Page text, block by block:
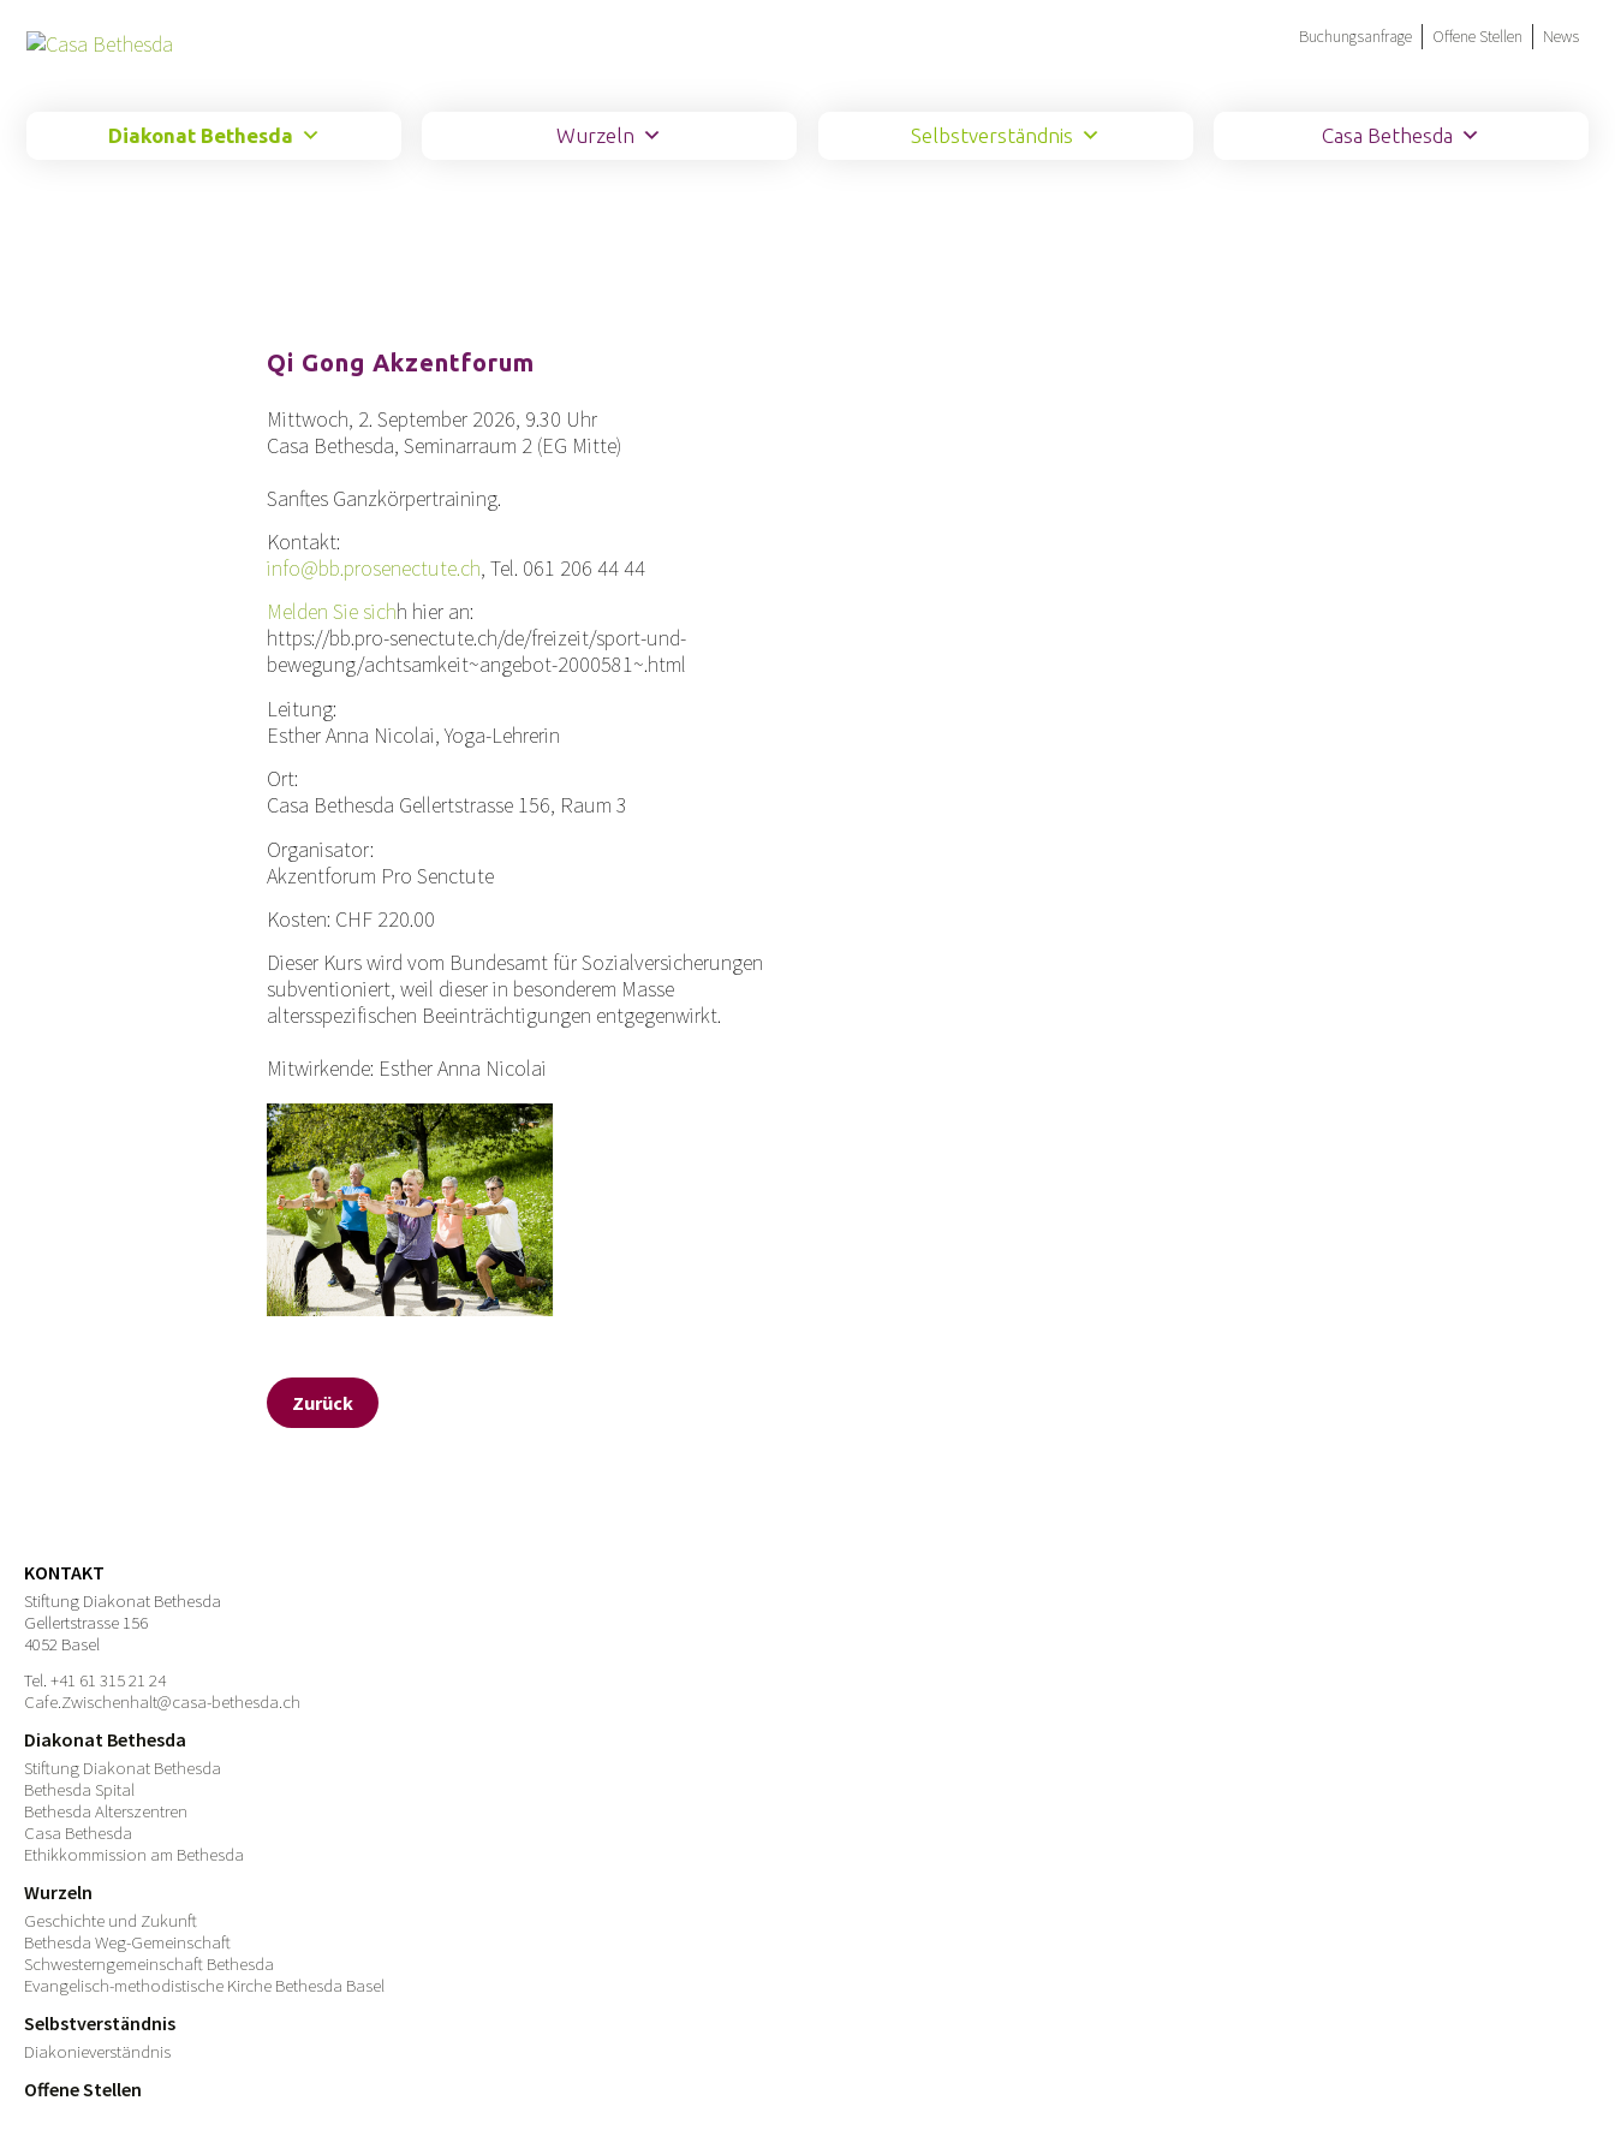
zum
Buchungsanfrage Offene Stellen News
Diakonat Bethesda Wurzeln Selbstverständnis Casa Bethesda
Qi Gong Akzentforum
Mittwoch, 2. September 2026, 9.30 Uhr
Casa Bethesda, Seminarraum 2 (EG Mitte)
Sanftes Ganzkörpertraining.
Kontakt:
info@bb.prosenectute.ch, Tel. 061 206 44 44
Melden Sie sichh hier an:
https://bb.pro-senectute.ch/de/freizeit/sport-und-
bewegung/achtsamkeit~angebot-2000581~.html
Leitung:
Esther Anna Nicolai, Yoga-Lehrerin
Ort:
Casa Bethesda Gellertstrasse 156, Raum 3
Organisator:
Akzentforum Pro Senctute
Kosten: CHF 220.00
Dieser Kurs wird vom Bundesamt für Sozialversicherungen
subventioniert, weil dieser in besonderem Masse
altersspezifischen Beeinträchtigungen entgegenwirkt.
Mitwirkende: Esther Anna Nicolai
Zurück
KONTAKT
Stiftung Diakonat Bethesda
Gellertstrasse 156
4052 Basel
Tel. +41 61 315 21 24
Cafe.Zwischenhalt@casa-bethesda.ch
Diakonat Bethesda
Stiftung Diakonat Bethesda
Bethesda Spital
Bethesda Alterszentren
Casa Bethesda
Ethikkommission am Bethesda
Wurzeln
Geschichte und Zukunft
Bethesda Weg-Gemeinschaft
Schwesterngemeinschaft Bethesda
Evangelisch-methodistische Kirche Bethesda Basel
Selbstverständnis
Diakonieverständnis
Offene Stellen